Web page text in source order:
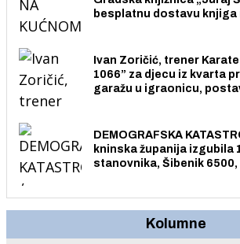
besplatnu dostavu knjiga
Ivan Zoričić, trener
1066” za djecu iz kvarta
garažu u igraonicu,
DEMOGRAFSKA
kninska županija izgubila
stanovnika, Šibenik 6500,
Kolumne